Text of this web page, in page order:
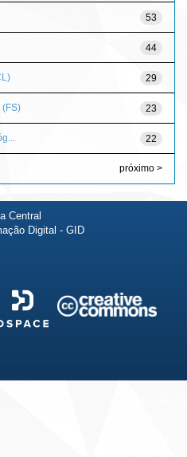
53
44
29
23
22
próximo >
Central
Digital - GID